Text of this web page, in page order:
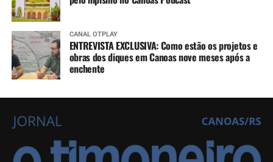
CANAL OTPLAY
ENTREVISTA EXCLUSIVA: Como estão os projetos e
obras dos diques em Canoas nove meses após a
enchente